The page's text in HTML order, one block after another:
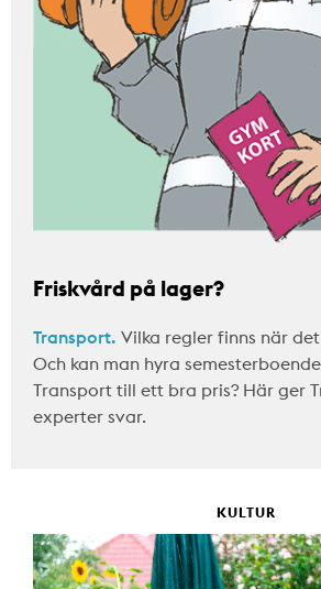
Friskvård på lager?
Transport. Vilka regler finns när
Och kan man hyra
Transport till ett bra pris? Här ger
experter svar.
KULTUR